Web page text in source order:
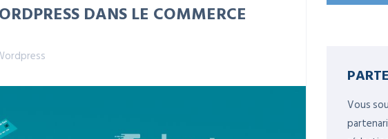
DANS LE COMMERCE
Vous